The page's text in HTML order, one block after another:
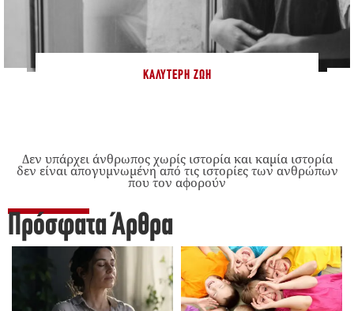
ΚΑΛΎΤΕΡΗ ΖΩΉ
Δεν υπάρχει άνθρωπος χωρίς ιστορία και καμία ιστορία
δεν είναι απογυμνωμένη από τις ιστορίες των ανθρώπων
που τον αφορούν
Πρόσφατα Άρθρα